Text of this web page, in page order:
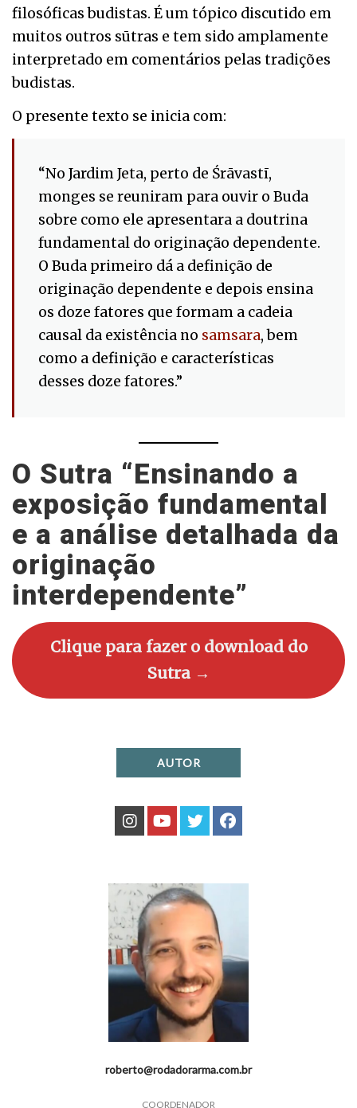
filosóficas budistas. É um tópico discutido em
muitos outros sūtras e tem sido amplamente
interpretado em comentários pelas tradições
budistas.
O presente texto se inicia com:
“No Jardim Jeta, perto de Śrāvastī,
monges se reuniram para ouvir o Buda
sobre como ele apresentara a doutrina
fundamental do originação dependente.
O Buda primeiro dá a definição de
originação dependente e depois ensina
os doze fatores que formam a cadeia
causal da existência no samsara, bem
como a definição e características
desses doze fatores.”
O Sutra “Ensinando a
exposição fundamental
e a análise detalhada da
originação
interdependente”
Clique para fazer o download do
Sutra →
AUTOR
roberto@rodadorarma.com.br
COORDENADOR